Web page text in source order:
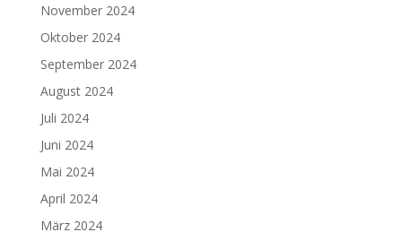
November 2024
Oktober 2024
September 2024
August 2024
Juli 2024
Juni 2024
Mai 2024
April 2024
März 2024